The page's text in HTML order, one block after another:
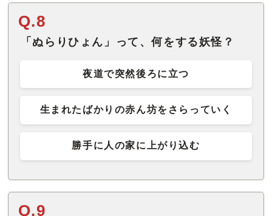
Q.8
「ぬらりひょん」って、何をする妖怪？
夜道で突然後ろに立つ
生まれたばかりの赤ん坊をさらっていく
勝手に人の家に上がり込む
Q.9